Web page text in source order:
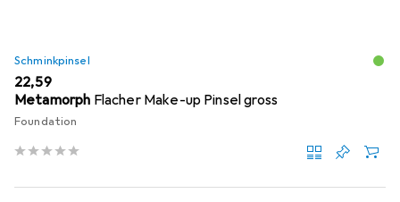
Schminkpinsel
EUR
22,59
Metamorph Flacher Make-up Pinsel gross
Foundation